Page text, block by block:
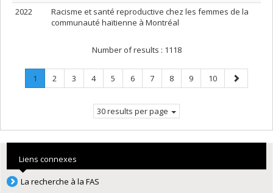
2022
Racisme et santé reproductive chez les femmes de la
communauté haïtienne à Montréal
Number of results : 1118
Page
1
Current
Page
2 Page
3 Page
4 Page
5 Page
6 Page
7 Page
8 Page
9 Page
10
Next
page
30 results per page
Liens connexes
La recherche à la FAS